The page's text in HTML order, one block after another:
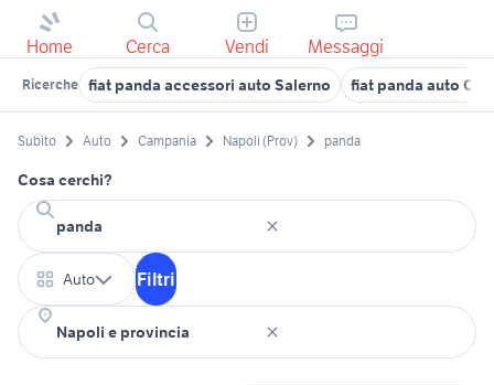
Home Cerca Vendi Messaggi
Ricerche fiat panda accessori auto Salerno fiat panda auto
Subito Auto Campania Napoli (Prov) panda
Cosa cerchi?
Auto Filtri